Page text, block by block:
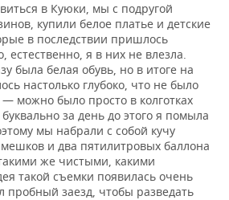
в Куюки, мы с подругой
купили белое платье и детские
в последствии пришлось
естественно, я в них не влезла.
была белая обувь, но в итоге на
настолько глубоко, что не было
можно было просто в колготках
за день до этого я помыла
мы набрали с собой кучу
и два пятилитровых баллона
же чистыми, какими
такой съемки появилась очень
пробный заезд, чтобы разведать